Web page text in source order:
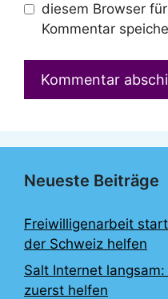
diesem Browser
Kommentar
Neueste Beiträge
Freiwilligenarbeit
der Schweiz helfen
Salt Internet
zuerst helfen